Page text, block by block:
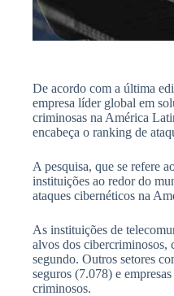
De acordo com a última
empresa líder global em
criminosas na América
encabeça o ranking de
A pesquisa, que se refere
instituições ao redor do
ataques cibernéticos na
As instituições de
alvos dos cibercriminosos,
segundo. Outros setores
seguros (7.078) e
criminosos.